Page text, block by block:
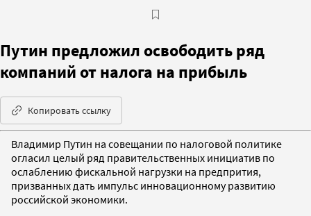
Путин предложил освободить ряд
компаний от налога на прибыль
Копировать ссылку
Владимир Путин на совещании по налоговой политике
огласил целый ряд правительственных инициатив по
ослаблению фискальной нагрузки на предпрития,
призванных дать импульс инновационному развитию
российской экономики.